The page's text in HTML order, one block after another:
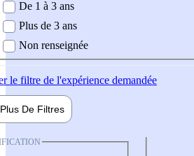
De 1 à 3 ans
Plus de 3 ans
Non renseignée
le filtre de l'expérience demandée
Plus De Filtres